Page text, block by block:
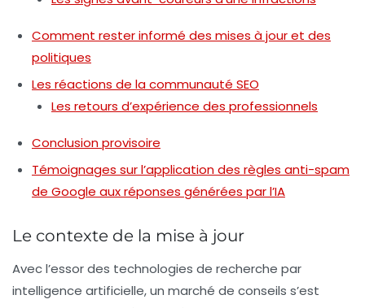
Comment rester informé des mises à jour et des
politiques
Les réactions de la communauté SEO
Les retours d’expérience des professionnels
Conclusion provisoire
Témoignages sur l’application des règles anti-spam
de Google aux réponses générées par l’IA
Le contexte de la mise à jour
Avec l’essor des technologies de recherche par
intelligence artificielle, un marché de conseils s’est